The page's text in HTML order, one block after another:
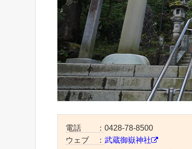
電話 ： 0428-78-8500
ウェブ ： 武蔵御嶽神社